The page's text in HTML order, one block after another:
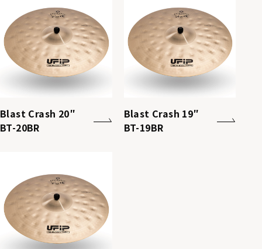
Blast Crash 20″
BT-20BR
Blast Crash 19″
BT-19BR